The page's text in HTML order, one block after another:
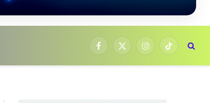
Facebook
X
InstagramTikTok